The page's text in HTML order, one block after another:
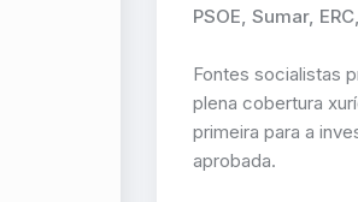
PSOE, Sumar,
Fontes socialistas
plena cobertura
primeira para a
aprobada.